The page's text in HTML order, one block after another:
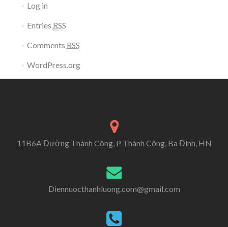
Log in
Entries RSS
Comments RSS
WordPress.org
11B6A Đường Thành Công, P Thành Công, Ba Đình, HN
Diennuocthanhluong.com@gmail.com